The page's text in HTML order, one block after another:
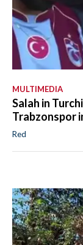
MULTIMEDIA
Salah in
Trabzonspor
Red